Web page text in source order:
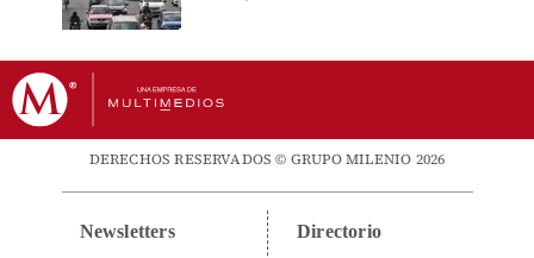
DERECHOS RESERVADOS © GRUPO MILENIO 2026
Newsletters Directorio